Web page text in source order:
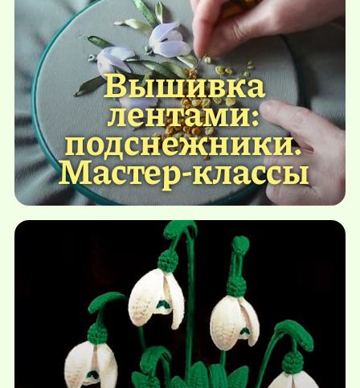
Вышивка
лентами:
подснежники.
Мастер-классы